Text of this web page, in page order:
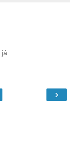
já
›